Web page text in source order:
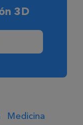
3D
Medicina